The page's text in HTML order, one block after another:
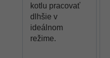
kotlu pracovať
dlhšie v
ideálnom
režime.